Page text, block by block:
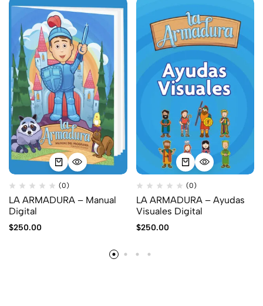
(0)
LA ARMADURA – Manual
Digital
$250.00
(0)
LA ARMADURA – Ayudas
Visuales Digital
$250.00